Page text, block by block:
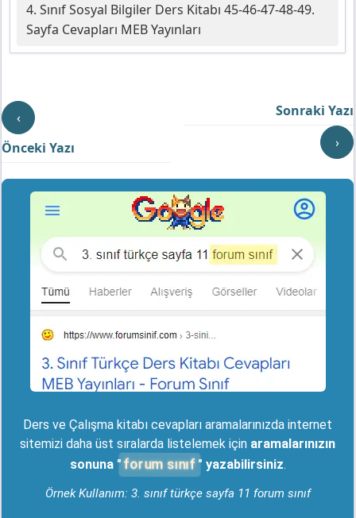
4. Sınıf Sosyal Bilgiler Ders Kitabı 45-46-47-48-49.
Sayfa Cevapları MEB Yayınları
‹
Önceki Yazı
Sonraki Yazı
›
Ders ve Çalışma kitabı cevapları aramalarınızda internet
sitemizi daha üst sıralarda listelemek için aramalarınızın
sonuna " forum sınıf " yazabilirsiniz.
Örnek Kullanım: 3. sınıf türkçe sayfa 11 forum sınıf